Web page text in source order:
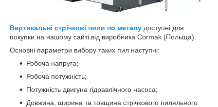
Вертикальні стрічкові пили по металу доступні для
покупки на нашому сайті від виробника Cormak (Польща).
Основні параметри вибору таких пил наступні:
Робоча напруга;
Робоча потужність;
Потужність двигуна гідравлічного насоса;
Довжина, ширина та товщина стрічкового пиляльного